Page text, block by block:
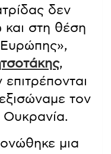
δεν
στη θέση
,
τον
μια